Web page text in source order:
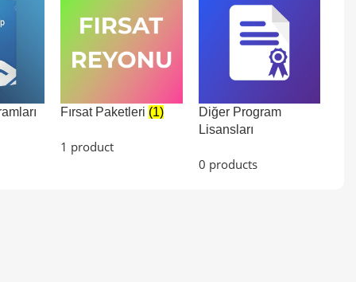
Fırsat Paketleri (1)
1 product
Diğer Program
Lisansları
0 products